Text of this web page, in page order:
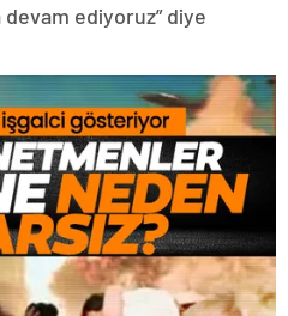
ediyoruz” diye